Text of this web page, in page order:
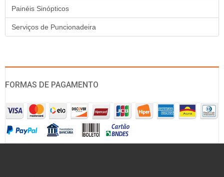
Painéis Sinópticos
Serviços de Puncionadeira
FORMAS DE PAGAMENTO